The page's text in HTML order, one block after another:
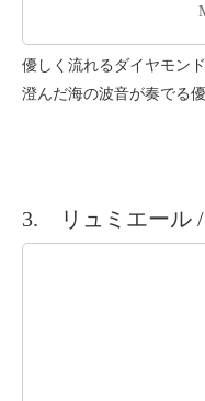
優しく流れるダイヤモンド
澄んだ海の波音が奏でる
3. リュミエール